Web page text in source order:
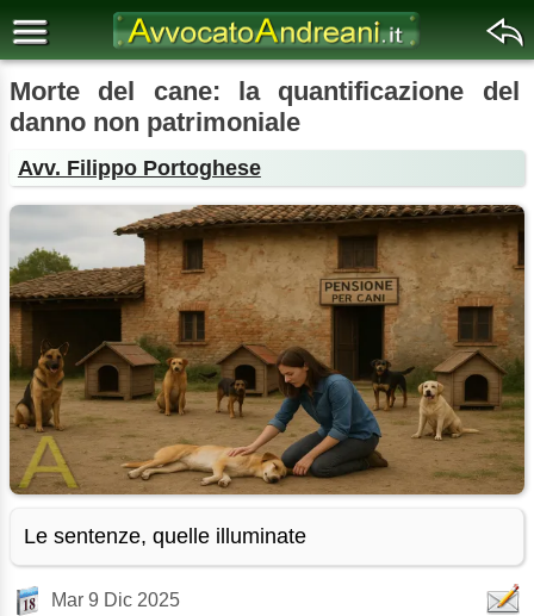
Morte del cane: la quantificazione del
danno non patrimoniale
Avv. Filippo Portoghese
Le sentenze, quelle illuminate
Mar 9 Dic 2025